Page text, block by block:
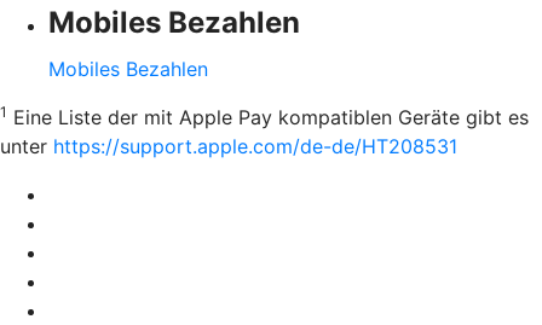
Mobiles Bezahlen
Mobiles Bezahlen
1 Eine Liste der mit Apple Pay kompatiblen Geräte gibt es
unter https://support.apple.com/de-de/HT208531